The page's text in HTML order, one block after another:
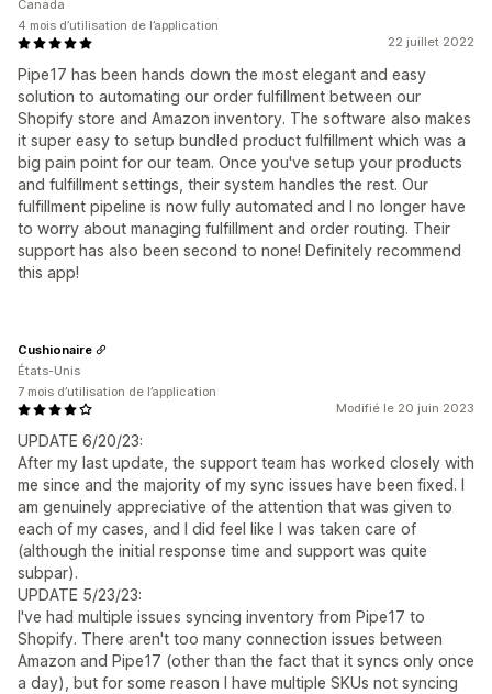
22 juillet 2022
Pipe17 has been hands down the most elegant and easy
solution to automating our order fulfillment between our
Shopify store and Amazon inventory. The software also makes
it super easy to setup bundled product fulfillment which was a
big pain point for our team. Once you've setup your products
and fulfillment settings, their system handles the rest. Our
fulfillment pipeline is now fully automated and I no longer have
to worry about managing fulfillment and order routing. Their
support has also been second to none! Definitely recommend
this app!
Canada
4 mois d’utilisation de l’application
Modifié le 20 juin 2023
UPDATE 6/20/23:
After my last update, the support team has worked closely with
me since and the majority of my sync issues have been fixed. I
am genuinely appreciative of the attention that was given to
each of my cases, and I did feel like I was taken care of
(although the initial response time and support was quite
subpar).
UPDATE 5/23/23:
I've had multiple issues syncing inventory from Pipe17 to
Shopify. There aren't too many connection issues between
Amazon and Pipe17 (other than the fact that it syncs only once
a day), but for some reason I have multiple SKUs not syncing
Cushionaire
États-Unis
7 mois d’utilisation de l’application